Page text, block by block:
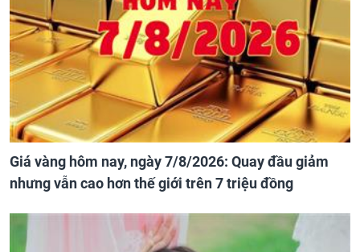
Giá vàng hôm nay, ngày 7/8/2026: Quay đầu giảm
nhưng vẫn cao hơn thế giới trên 7 triệu đồng